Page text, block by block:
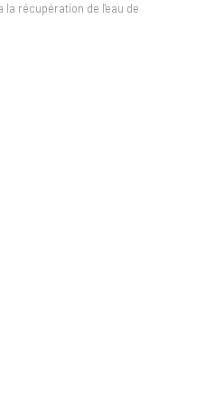
la récupération de l'eau de